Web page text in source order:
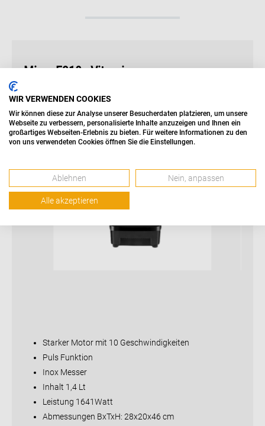
Mixer E310 - Vitamix
Starker Motor mit 10 Geschwindigkeiten
Puls Funktion
Inox Messer
Inhalt 1,4 Lt
Leistung 1641Watt
Abmessungen BxTxH: 28x20x46 cm
WIR VERWENDEN COOKIES
Wir können diese zur Analyse unserer Besucherdaten platzieren, um unsere
Webseite zu verbessern, personalisierte Inhalte anzuzeigen und Ihnen ein
großartiges Webseiten-Erlebnis zu bieten. Für weitere Informationen zu den
von uns verwendeten Cookies öffnen Sie die Einstellungen.
Ablehnen Nein, anpassen
Alle akzeptieren